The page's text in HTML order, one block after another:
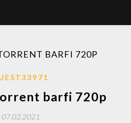
BARFI 720P
barfi 720p
07.02.2021